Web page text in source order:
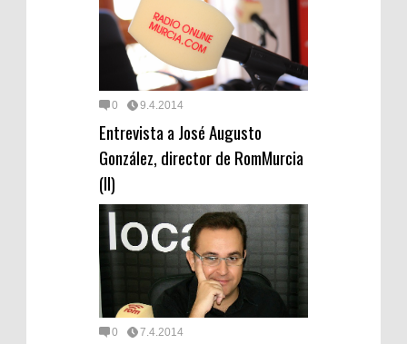
0 9.4.2014
Entrevista a José Augusto
González, director de RomMurcia
(II)
0 7.4.2014